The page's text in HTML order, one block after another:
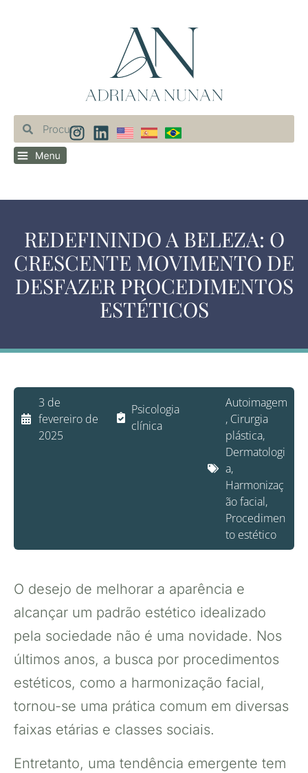
REDEFININDO A BELEZA: O
CRESCENTE MOVIMENTO DE
DESFAZER PROCEDIMENTOS
ESTÉTICOS
3 de
fevereiro de
2025
Psicologia
clínica
Autoimagem
, Cirurgia
plástica,
Dermatologi
a,
Harmonizaç
ão facial,
Procedimen
to estético
O desejo de melhorar a aparência e
alcançar um padrão estético idealizado
pela sociedade não é uma novidade. Nos
últimos anos, a busca por procedimentos
estéticos, como a harmonização facial,
tornou-se uma prática comum em diversas
faixas etárias e classes sociais.
Entretanto, uma tendência emergente tem